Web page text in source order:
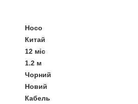
Hoco
Китай
12 міс
1.2 м
Чорний
Новий
Кабель